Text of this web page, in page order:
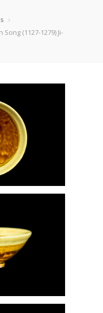
(1127-1279) Ji-